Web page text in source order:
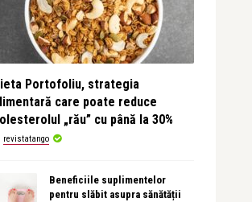
Portofoliu, strategia
care poate reduce
„rău” cu până la 30%
revistatango
Beneficiile suplimentelor
pentru slăbit asupra sănătății